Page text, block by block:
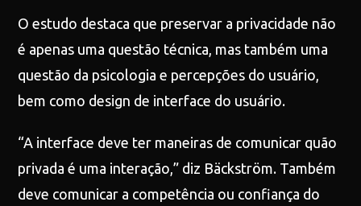
O estudo destaca que preservar a privacidade não
é apenas uma questão técnica, mas também uma
questão da psicologia e percepções do usuário,
bem como design de interface do usuário.
“A interface deve ter maneiras de comunicar quão
privada é uma interação,” diz Bäckström. Também
deve comunicar a competência ou confiança do